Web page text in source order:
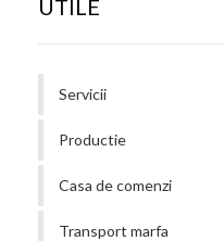
UTILE
Servicii
Productie
Casa de comenzi
Transport marfa